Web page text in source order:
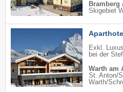
Bramberg
Skigebiet
Exkl.
bei der
Warth am
St. Anton/​
Warth/​